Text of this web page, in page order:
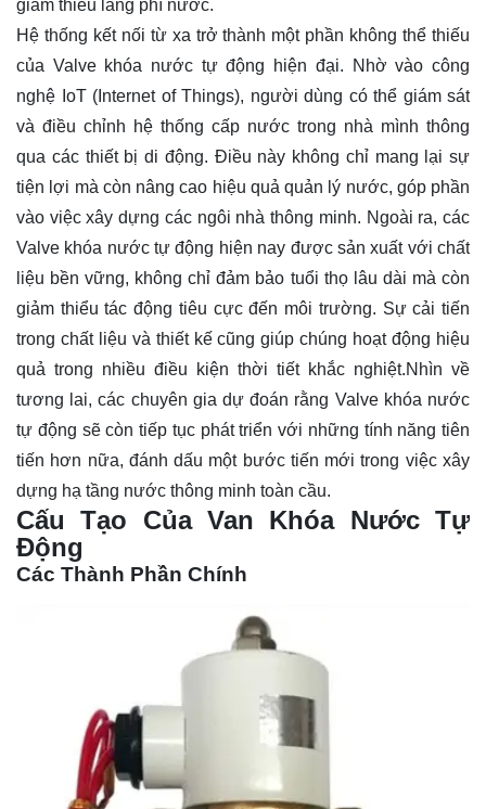
giảm thiểu lãng phí nước.
Hệ thống kết nối từ xa trở thành một phần không thể thiếu
của Valve khóa nước tự động hiện đại. Nhờ vào công
nghệ IoT (Internet of Things), người dùng có thể giám sát
và điều chỉnh hệ thống cấp nước trong nhà mình thông
qua các thiết bị di động. Điều này không chỉ mang lại sự
tiện lợi mà còn nâng cao hiệu quả quản lý nước, góp phần
vào việc xây dựng các ngôi nhà thông minh. Ngoài ra, các
Valve khóa nước tự động hiện nay được sản xuất với chất
liệu bền vững, không chỉ đảm bảo tuổi thọ lâu dài mà còn
giảm thiểu tác động tiêu cực đến môi trường. Sự cải tiến
trong chất liệu và thiết kế cũng giúp chúng hoạt động hiệu
quả trong nhiều điều kiện thời tiết khắc nghiệt.Nhìn về
tương lai, các chuyên gia dự đoán rằng Valve khóa nước
tự động sẽ còn tiếp tục phát triển với những tính năng tiên
tiến hơn nữa, đánh dấu một bước tiến mới trong việc xây
dựng hạ tầng nước thông minh toàn cầu.
Cấu Tạo Của Van Khóa Nước Tự
Động
Các Thành Phần Chính